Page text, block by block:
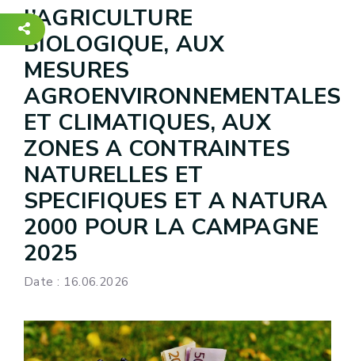
l’AGRICULTURE
BIOLOGIQUE, AUX
MESURES
AGROENVIRONNEMENTALES
ET CLIMATIQUES, AUX
ZONES A CONTRAINTES
NATURELLES ET
SPECIFIQUES ET A NATURA
2000 POUR LA CAMPAGNE
2025
Date : 16.06.2026